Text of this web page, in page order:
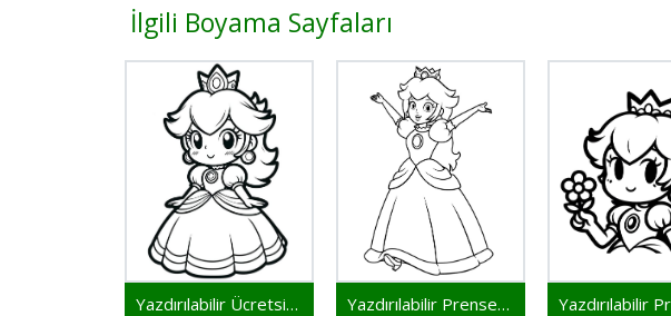
İlgili Boyama Sayfaları
Yazdırılabilir Ücretsiz Prenses Peach Yazdırılabilir Prenses Peach